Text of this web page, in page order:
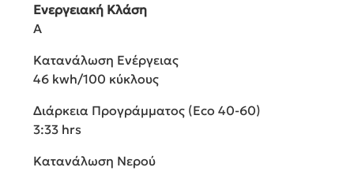
Ενεργειακή Κλάση
A
Κατανάλωση Ενέργειας
46 kwh/100 κύκλους
Διάρκεια Προγράμματος (Eco 40-60)
3:33 hrs
Κατανάλωση Νερού